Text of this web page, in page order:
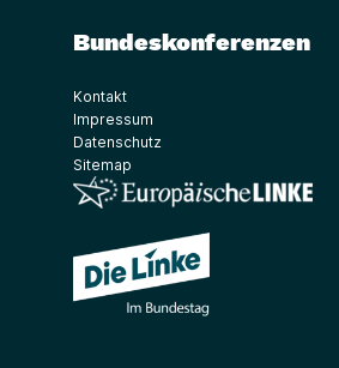
Bundeskonferenzen
Kontakt
Impressum
Datenschutz
Sitemap